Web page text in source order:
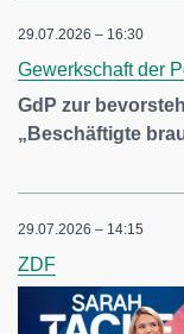
29.07.2026 – 16:30
Gewerkschaft der
GdP zur
„Beschäftigte
29.07.2026 – 14:15
ZDF